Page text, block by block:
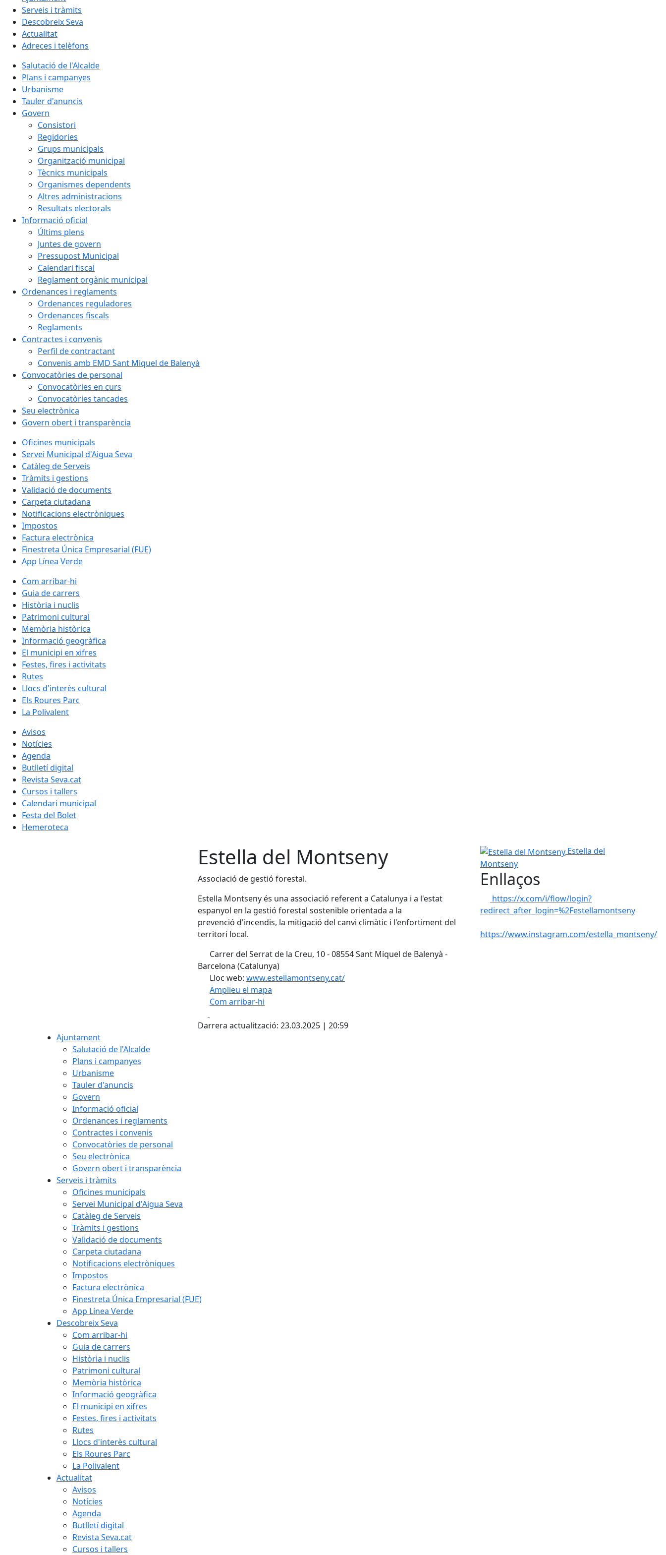
Serveis i tràmits
Descobreix Seva
Actualitat
Adreces i telèfons
Salutació de l'Alcalde
Plans i campanyes
Urbanisme
Tauler d'anuncis
Govern
Consistori
Regidories
Grups municipals
Organització municipal
Tècnics municipals
Organismes dependents
Altres administracions
Resultats electorals
Informació oficial
Últims plens
Juntes de govern
Pressupost Municipal
Calendari fiscal
Reglament orgànic municipal
Ordenances i reglaments
Ordenances reguladores
Ordenances fiscals
Reglaments
Contractes i convenis
Perfil de contractant
Convenis amb EMD Sant Miquel de Balenyà
Convocatòries de personal
Convocatòries en curs
Convocatòries tancades
Seu electrònica
Govern obert i transparència
Oficines municipals
Servei Municipal d'Aigua Seva
Catàleg de Serveis
Tràmits i gestions
Validació de documents
Carpeta ciutadana
Notificacions electròniques
Impostos
Factura electrònica
Finestreta Única Empresarial (FUE)
App Línea Verde
Com arribar-hi
Guia de carrers
Història i nuclis
Patrimoni cultural
Memòria històrica
Informació geogràfica
El municipi en xifres
Festes, fires i activitats
Rutes
Llocs d'interès cultural
Els Roures Parc
La Polivalent
Avisos
Notícies
Agenda
Butlletí digital
Revista Seva.cat
Cursos i tallers
Calendari municipal
Festa del Bolet
Hemeroteca
Estella del Montseny
Associació de gestió forestal.
Estella Montseny és una associació referent a Catalunya i a l'estat
espanyol en la gestió forestal sostenible orientada a la
prevenció d'incendis, la mitigació del canvi climàtic i l'enfortiment del
territori local.
Carrer del Serrat de la Creu, 10 - 08554 Sant Miquel de Balenyà -
Barcelona (Catalunya)
Lloc web: www.estellamontseny.cat/
Amplieu el mapa
Com arribar-hi
+
Darrera actualització: 23.03.2025 | 20:59
Estella del Montseny
Estella del
Montseny
Enllaços
https://x.com/i/flow/login?
redirect_after_login=%2Festellamontseny
https://www.instagram.com/estella_montseny/
Ajuntament
Salutació de l'Alcalde
Plans i campanyes
Urbanisme
Tauler d'anuncis
Govern
Informació oficial
Ordenances i reglaments
Contractes i convenis
Convocatòries de personal
Seu electrònica
Govern obert i transparència
Serveis i tràmits
Oficines municipals
Servei Municipal d'Aigua Seva
Catàleg de Serveis
Tràmits i gestions
Validació de documents
Carpeta ciutadana
Notificacions electròniques
Impostos
Factura electrònica
Finestreta Única Empresarial (FUE)
App Línea Verde
Descobreix Seva
Com arribar-hi
Guia de carrers
Història i nuclis
Patrimoni cultural
Memòria històrica
Informació geogràfica
El municipi en xifres
Festes, fires i activitats
Rutes
Llocs d'interès cultural
Els Roures Parc
La Polivalent
Actualitat
Avisos
Notícies
Agenda
Butlletí digital
Revista Seva.cat
Cursos i tallers